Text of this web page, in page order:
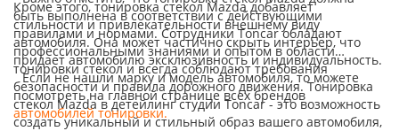
Кроме этого, тонировка стекол Mazda добавляет
стильности и привлекательности внешнему виду
автомобиля. Она может частично скрыть интерьер, что
придает автомобилю эксклюзивность и индивидуальность.
быть выполнена в соответствии с действующими
правилами и нормами. Сотрудники Toncar обладают
профессиональными знаниями и опытом в области
тонировки стекол и всегда соблюдают требования
безопасности и правила дорожного движения. Тонировка
стекол Mazda в детейлинг студии Toncar - это возможность
создать уникальный и стильный образ вашего автомобиля,
Если не нашли марку и модель автомобиля, то можете
посмотреть на главной странице всех брендов
автомобилей тонировки.